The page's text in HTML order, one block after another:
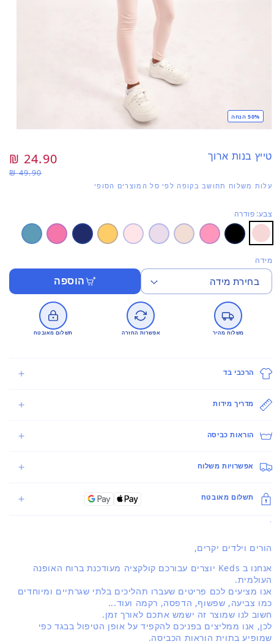
50% הנחה
טייץ בנות ארוך
מחיר
רגיל49.90 ₪
24.90 ₪
עלות משלוח תחושב בקופה לפי סל המוצרים הסופי
צבע: פודרה
מידה
הוספה
משלוח מהיר אפשרות החזרה תשלום מאובטח
הרכבי בד
מדריך מידות
הוראות כביסה
אפשרויות משלוח
תשלום מאובטח
הורים וילדים יקרים,
אנחנו ב Keds יוצרים עבורכם קולקציה מעודכנת ברוח האופנה
העולמית.
אנו מציעים לכם פריטים שעברו תהליכים בלתי שגרתיים ומיוחדים
כמו צביעה, שפשוף, הדפסה, רקמה ועוד...
חשוב לנו שמוצר זה ישמש אתכם לאורך זמן.
לכן, אנו ממליצים בפניכם להקפיד על אופן הטיפול בבגד כפי
שמופיע בתוית הוראות הכביסה.